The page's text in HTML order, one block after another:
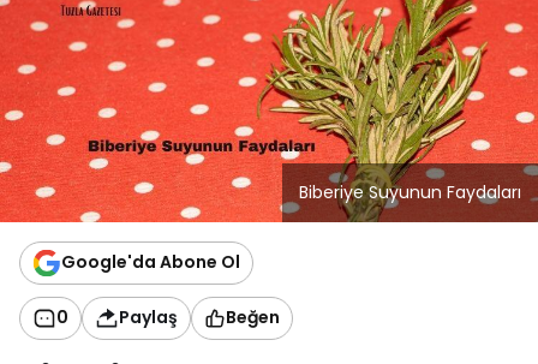
Biberiye Suyunun Faydaları
Google'da Abone Ol
0 Paylaş Beğen